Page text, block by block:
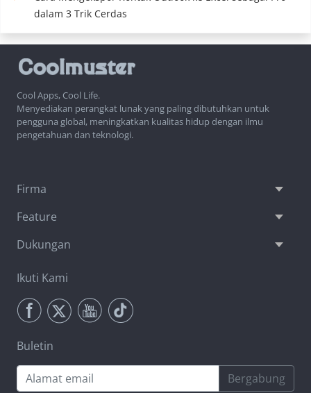
dalam 3 Trik Cerdas
Cool Apps, Cool Life.
Menyediakan perangkat lunak yang paling dibutuhkan untuk
pengguna global, meningkatkan kualitas hidup dengan ilmu
pengetahuan dan teknologi.
Firma
Feature
Dukungan
Ikuti Kami
Buletin
Bergabung